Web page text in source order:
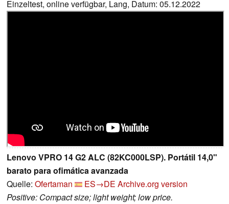
Einzeltest, online verfügbar, Lang, Datum: 05.12.2022
Lenovo VPRO 14 G2 ALC (82KC000LSP). Portátil 14,0"
barato para ofimática avanzada
Quelle: Ofertaman ES→DE Archive.org version
Positive: Compact size; light weight; low price.